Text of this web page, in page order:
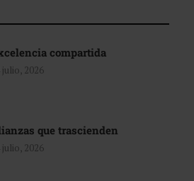
compartida
julio, 2026
que trascienden
julio, 2026